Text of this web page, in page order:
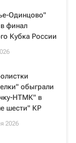
Одинцово"
финал
Кубка России
обыграли
НТМК" в
шести" КР
2026